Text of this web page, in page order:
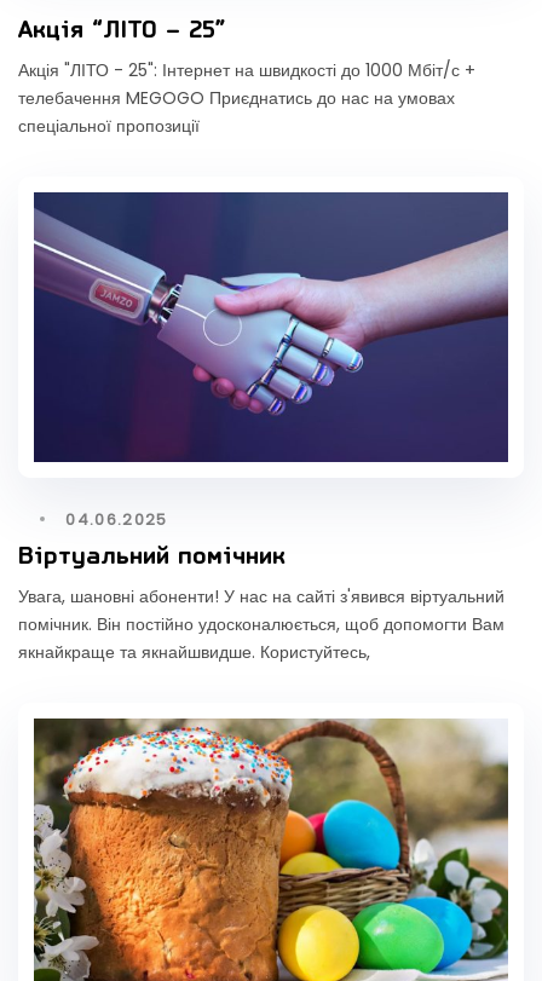
Акція “ЛІТО – 25”
Акція "ЛІТО - 25": Інтернет на швидкості до 1000 Мбіт/с +
телебачення MEGOGO Приєднатись до нас на умовах
спеціальної пропозиції
04.06.2025
Віртуальний помічник
Увага, шановні абоненти! У нас на сайті з'явився віртуальний
помічник. Він постійно удосконалюється, щоб допомогти Вам
якнайкраще та якнайшвидше. Користуйтесь,